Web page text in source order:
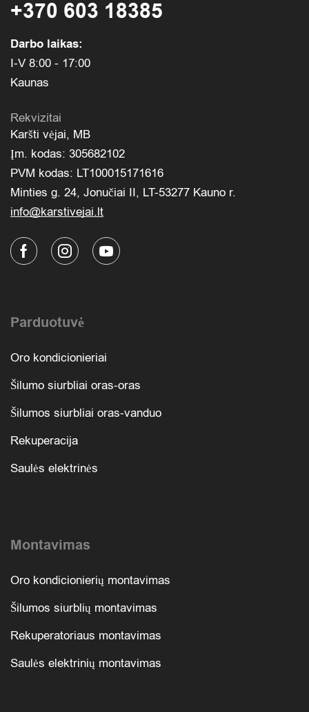
+370 603 18385
Darbo laikas:
I-V 8:00 - 17:00
Kaunas
Rekvizitai
Karšti vėjai, MB
Įm. kodas: 305682102
PVM kodas: LT100015171616
Minties g. 24, Jonučiai II, LT-53277 Kauno r.
info@karstivejai.lt
Parduotuvė
Oro kondicionieriai
Šilumo siurbliai oras-oras
Šilumos siurbliai oras-vanduo
Rekuperacija
Saulės elektrinės
Montavimas
Oro kondicionierių montavimas
Šilumos siurblių montavimas
Rekuperatoriaus montavimas
Saulės elektrinių montavimas